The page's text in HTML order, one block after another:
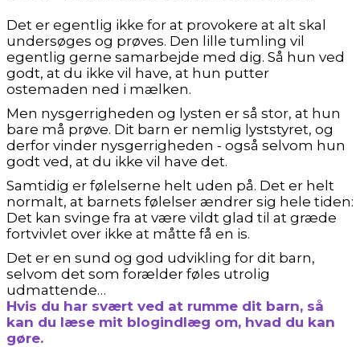
Det er egentlig ikke for at provokere at alt skal
undersøges og prøves. Den lille tumling vil
egentlig gerne samarbejde med dig. Så hun ved
godt, at du ikke vil have, at hun putter
ostemaden ned i mælken.
Men nysgerrigheden og lysten er så stor, at hun
bare må prøve. Dit barn er nemlig lyststyret, og
derfor vinder nysgerrigheden - også selvom hun
godt ved, at du ikke vil have det.
Samtidig er følelserne helt uden på. Det er helt
normalt, at barnets følelser ændrer sig hele tiden:
Det kan svinge fra at være vildt glad til at græde
fortvivlet over ikke at måtte få en is.
Det er en sund og god udvikling for dit barn,
selvom det som forælder føles utrolig
udmattende…
Hvis du har svært ved at rumme dit barn, så
kan du læse mit blogindlæg om, hvad du kan
gøre.